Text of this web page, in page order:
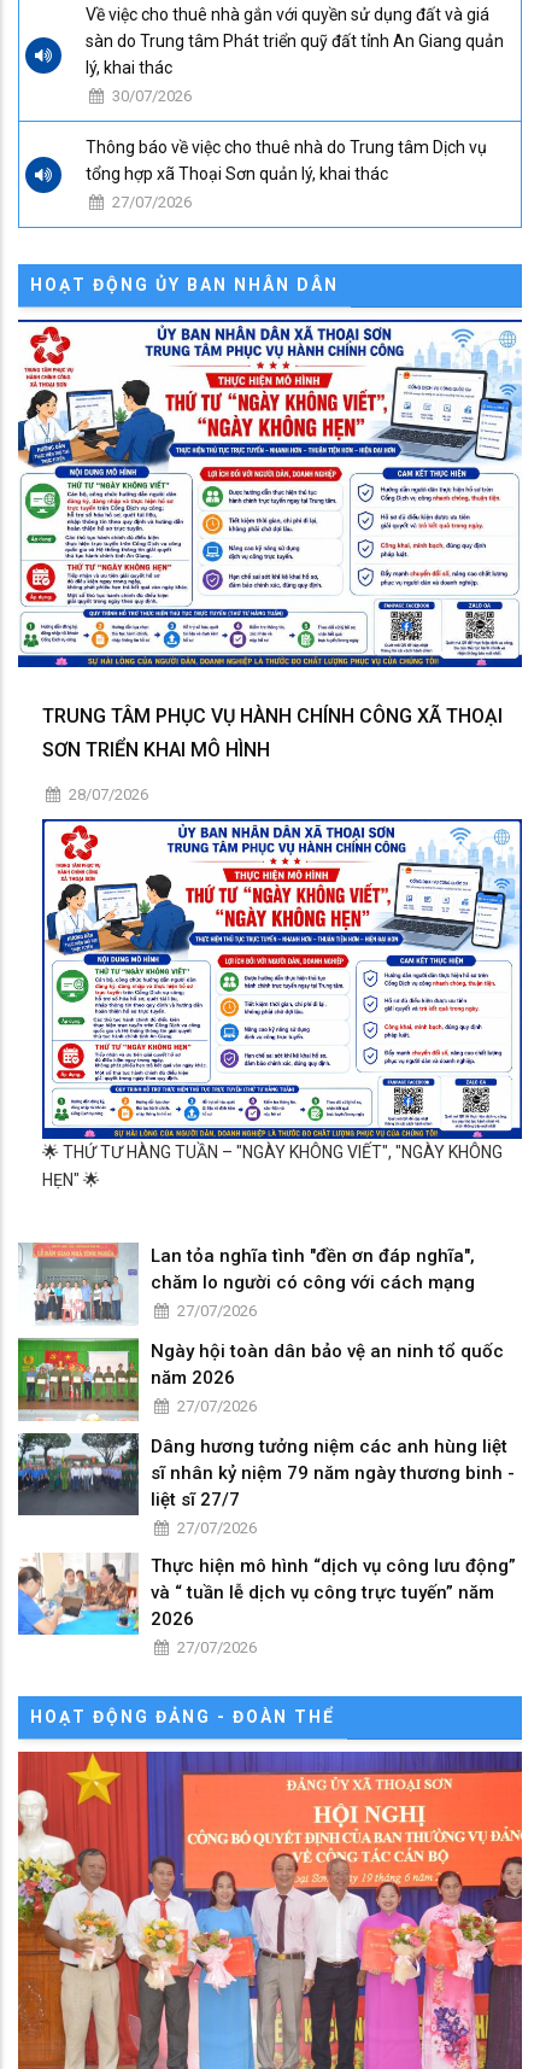
Về việc cho thuê nhà gắn với quyền sử dụng đất và giá
sàn do Trung tâm Phát triển quỹ đất tỉnh An Giang quản
lý, khai thác
30/07/2026
Thông báo về việc cho thuê nhà do Trung tâm Dịch vụ
tổng hợp xã Thoại Sơn quản lý, khai thác
27/07/2026
HOẠT ĐỘNG ỦY BAN NHÂN DÂN
TRUNG TÂM PHỤC VỤ HÀNH CHÍNH CÔNG XÃ THOẠI
SƠN TRIỂN KHAI MÔ HÌNH
28/07/2026
🌟 THỨ TƯ HÀNG TUẦN – "NGÀY KHÔNG VIẾT", "NGÀY KHÔNG
HẸN" 🌟
Lan tỏa nghĩa tình "đền ơn đáp nghĩa",
chăm lo người có công với cách mạng
27/07/2026
Ngày hội toàn dân bảo vệ an ninh tổ quốc
năm 2026
27/07/2026
Dâng hương tưởng niệm các anh hùng liệt
sĩ nhân kỷ niệm 79 năm ngày thương binh -
liệt sĩ 27/7
27/07/2026
Thực hiện mô hình “dịch vụ công lưu động”
và “ tuần lễ dịch vụ công trực tuyến” năm
2026
27/07/2026
HOẠT ĐỘNG ĐẢNG - ĐOÀN THỂ